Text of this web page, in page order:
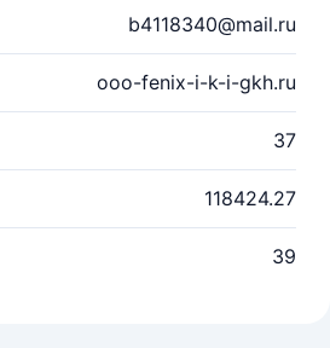
b4118340@mail.ru
ooo-fenix-i-k-i-gkh.ru
37
118424.27
39